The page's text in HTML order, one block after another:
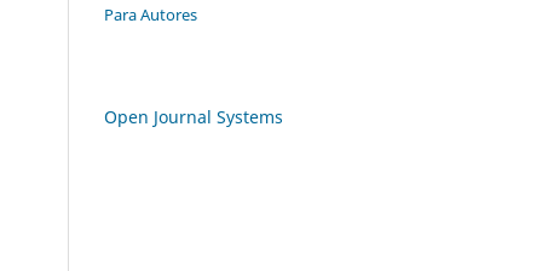
Para Autores
Open Journal Systems